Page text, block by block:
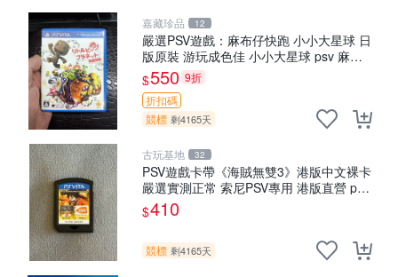
嘉藏珍品 12
嚴選PSV遊戲：麻布仔快跑 小小大星球 日
版原裝 游玩成色佳 小小大星球 psv 麻布
仔快跑 測試無誤
$550 9折
折扣碼
競標 剩4165天
古玩基地 32
PSV遊戲卡帶《海賊無雙3》港版中文裸卡
嚴選實測正常 索尼PSV專用 港版直營 psv
海賊無雙 港版
$410
競標 剩4165天